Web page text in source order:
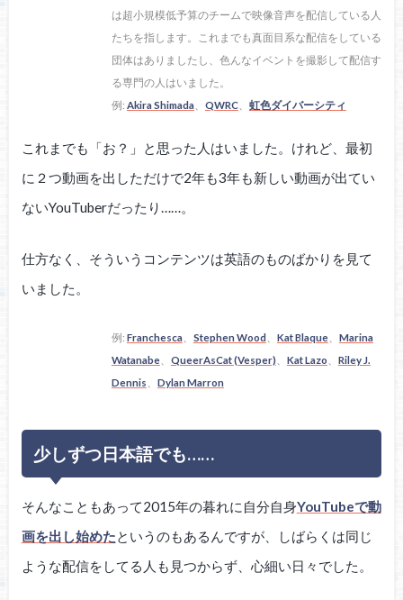
は超小規模低予算のチームで映像音声を配信している人
たちを指します。これまでも真面目系な配信をしている
団体はありましたし、色んなイベントを撮影して配信す
る専門の人はいました。
例: Akira Shimada、 QWRC、 虹色ダイバーシティ
これまでも「お？」と思った人はいました。けれど、最初
に２つ動画を出しただけで2年も3年も新しい動画が出てい
ないYouTuberだったり……。
仕方なく、そういうコンテンツは英語のものばかりを見て
いました。
例: Franchesca、 Stephen Wood、 Kat Blaque、 Marina
Watanabe、 QueerAsCat (Vesper) Kat Lazo
Riley J.
Dennis
Dylan Marron
少しずつ日本語でも……
そんなこともあって2015年の暮れに自分自身YouTubeで動
画を出し始めたというのもあるんですが、しばらくは同じ
ような配信をしてる人も見つからず、心細い日々でした。